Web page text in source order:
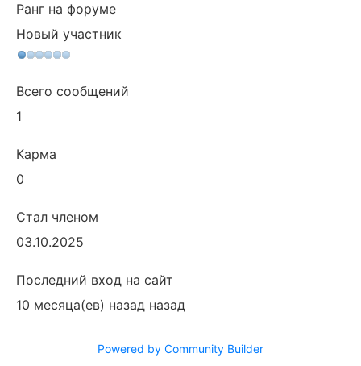
Ранг на форуме
Новый участник
Всего сообщений
1
Карма
0
Стал членом
03.10.2025
Последний вход на сайт
10 месяца(ев) назад назад
Powered by Community Builder